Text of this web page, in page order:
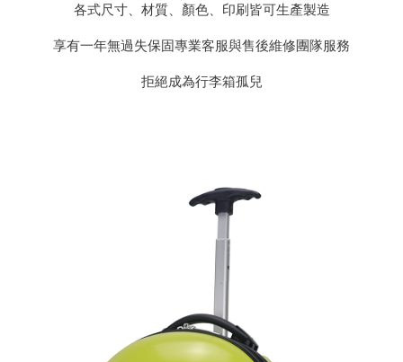
各式尺寸、材質、顏色、印刷皆可生產製造
享有一年無過失保固專業客服與售後維修團隊服務
拒絕成為行李箱孤兒